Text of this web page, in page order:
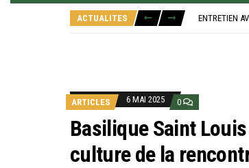
ACTUALITES
L’ÉCOLE
ENTRETIEN
ARTICLES 6 MAI 2025 0
Basilique Saint
culture de la